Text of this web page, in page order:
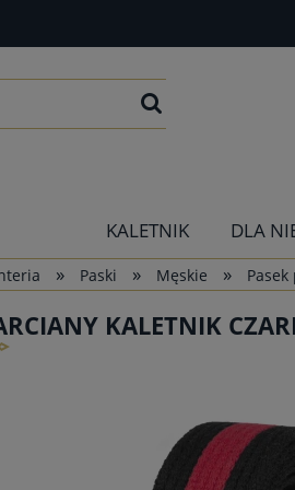
KALETNIK
DLA
» Paski » Męskie »
KALETNIK